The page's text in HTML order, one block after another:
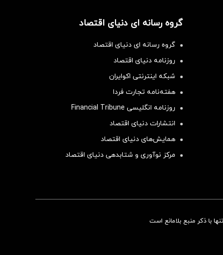
گروه رسانه ای دنیای اقتصاد
گروه رسانه ای دنیای اقتصاد
روزنامه دنیای اقتصاد
شبکه اینترنتی اکوایران
هفته‌نامه تجارت فردا
روزنامه انگلیسی Financial Tribune
انتشارات دنیای اقتصاد
همایش‌های دنیای اقتصاد
مرکز نوآوری و شتابدهی دنیای اقتصاد
با ذکر منبع بلامانع است